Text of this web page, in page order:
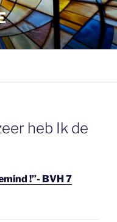
heb Ik de
!”- BVH 7